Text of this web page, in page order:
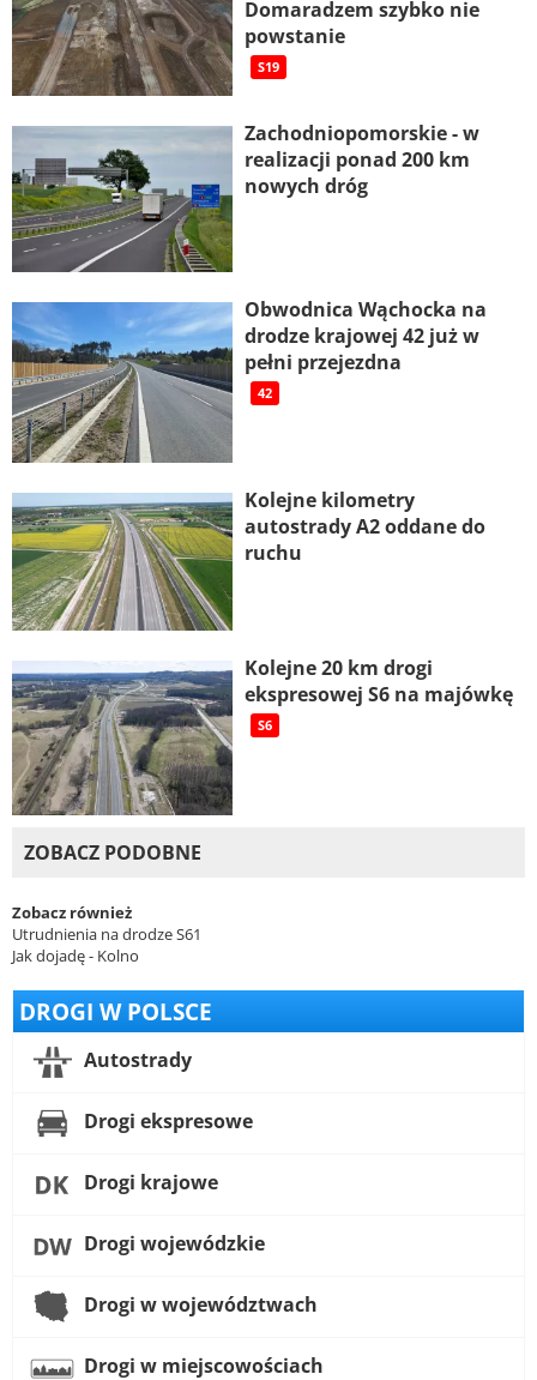
Domaradzem szybko nie
powstanie
S19
Zachodniopomorskie - w
realizacji ponad 200 km
nowych dróg
Obwodnica Wąchocka na
drodze krajowej 42 już w
pełni przejezdna
42
Kolejne kilometry
autostrady A2 oddane do
ruchu
Kolejne 20 km drogi
ekspresowej S6 na majówkę
S6
ZOBACZ PODOBNE
Zobacz również
Utrudnienia na drodze S61
Jak dojadę - Kolno
DROGI W POLSCE
Autostrady
Drogi ekspresowe
Drogi krajowe
Drogi wojewódzkie
Drogi w województwach
Drogi w miejscowościach